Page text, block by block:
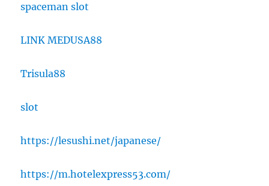
spaceman slot
LINK MEDUSA88
Trisula88
slot
https://lesushi.net/japanese/
https://m.hotelexpress53.com/